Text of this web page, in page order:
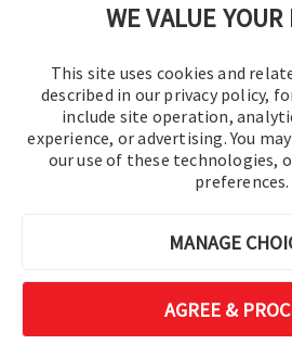
WE VALUE YOUR
This site uses cookies and
described in our privacy policy,
include site operation,
experience, or advertising. You
our use of these technologies,
preferences.
MANAGE
AGREE &
©2016-2026 Operation
Tous droits